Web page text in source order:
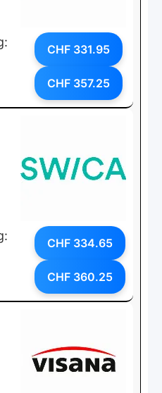
CHF 331.95
CHF 357.25
CHF 334.65
CHF 360.25